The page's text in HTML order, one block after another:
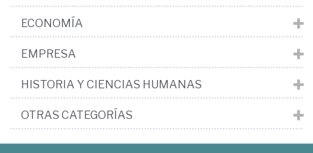
ECONOMÍA
EMPRESA
HISTORIA Y CIENCIAS HUMANAS
OTRAS CATEGORÍAS